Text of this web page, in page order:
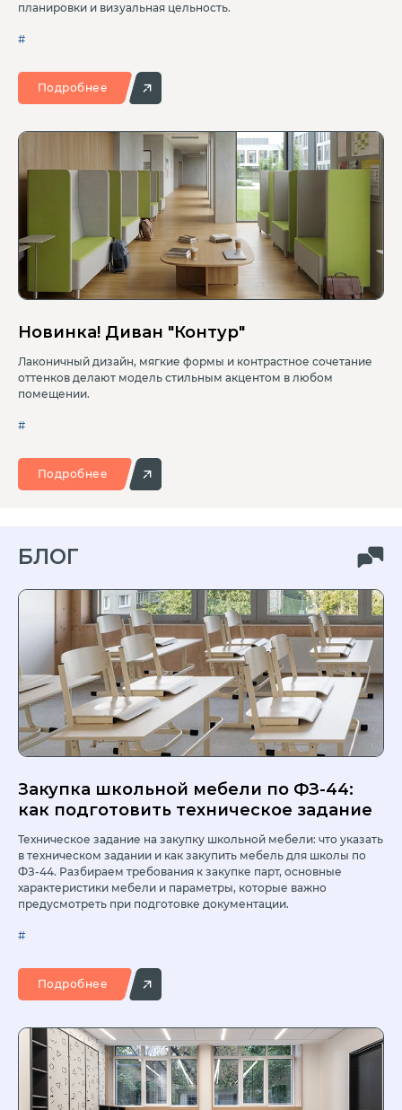
планировки и визуальная цельность.
#
Подробнее
Новинка! Диван "Контур"
Лаконичный дизайн, мягкие формы и контрастное сочетание
оттенков делают модель стильным акцентом в любом
помещении.
#
Подробнее
БЛОГ
Закупка школьной мебели по ФЗ-44:
как подготовить техническое задание
Техническое задание на закупку школьной мебели: что указать
в техническом задании и как закупить мебель для школы по
ФЗ-44. Разбираем требования к закупке парт, основные
характеристики мебели и параметры, которые важно
предусмотреть при подготовке документации.
#
Подробнее